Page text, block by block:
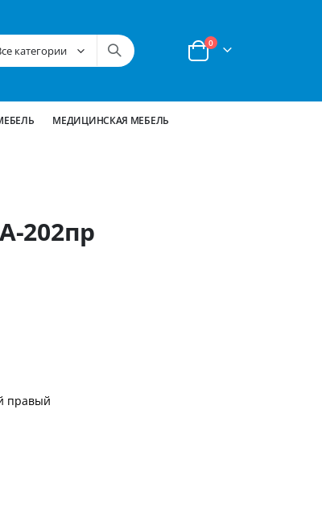
Корзина
0позиции
МЕДИЦИНСКАЯ МЕБЕЛЬ
202пр
правый